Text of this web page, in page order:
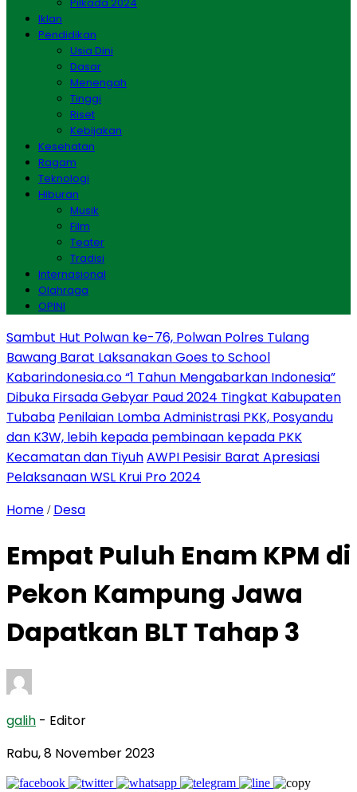
Iklan
Pendidikan
Usia Dini
Dasar
Menengah
Tinggi
Riset
Kebijakan
Kesehatan
Ragam
Teknologi
Hiburan
Musik
Film
Teater
Tradisi
Internasional
Olahraga
OPINI
Sambut Hut Polwan ke-76, Polwan Polres Tulang
Bawang Barat Laksanakan Goes to School
Kabarindonesia.co “1 Tahun Mengabarkan Indonesia”
Dibuka Firsada Gebyar Paud 2024 Tingkat Kabupaten
Tubaba Penilaian Lomba Administrasi PKK, Posyandu
dan K3W, lebih kepada pembinaan kepada PKK
Kecamatan dan TiyuhAWPI Pesisir Barat Apresiasi
Pelaksanaan WSL Krui Pro 2024
Home / Desa
Empat Puluh Enam KPM di
Pekon Kampung Jawa
Dapatkan BLT Tahap 3
galih - Editor
Rabu, 8 November 2023